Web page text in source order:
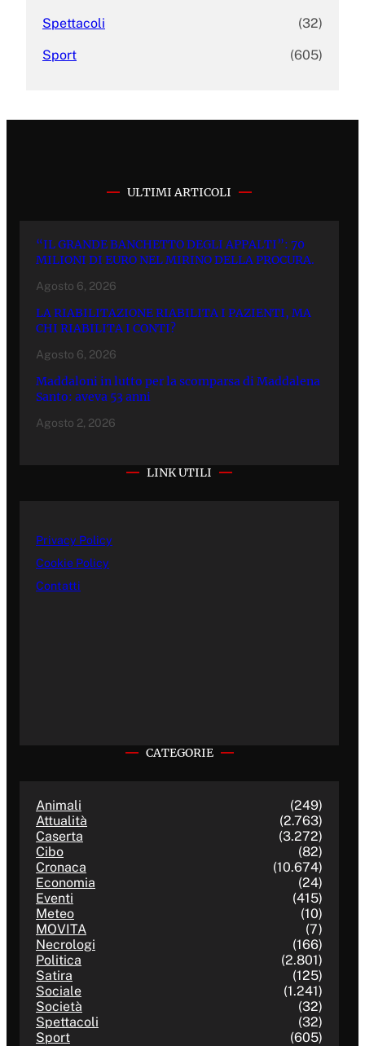
Spettacoli (32)
Sport (605)
ULTIMI ARTICOLI
“IL GRANDE BANCHETTO DEGLI APPALTI”: 70
MILIONI DI EURO NEL MIRINO DELLA PROCURA.
Agosto 6, 2026
LA RIABILITAZIONE RIABILITA I PAZIENTI, MA
CHI RIABILITA I CONTI?
Agosto 6, 2026
Maddaloni in lutto per la scomparsa di Maddalena
Santo: aveva 53 anni
Agosto 2, 2026
LINK UTILI
Privacy Policy
Cookie Policy
Contatti
CATEGORIE
Animali
(249)
Attualità
(2.763)
Caserta
(3.272)
Cibo
(82)
Cronaca
(10.674)
Economia
(24)
Eventi
(415)
Meteo
(10)
MOVITA
(7)
Necrologi
(166)
Politica
(2.801)
Satira
(125)
Sociale
(1.241)
Società
(32)
Spettacoli
(32)
Sport
(605)